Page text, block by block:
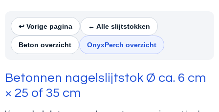
↩︎ Vorige pagina ← Alle slijtstokken
Beton overzicht OnyxPerch overzicht
Betonnen nagelslijtstok Ø ca. 6 cm
× 25 of 35 cm